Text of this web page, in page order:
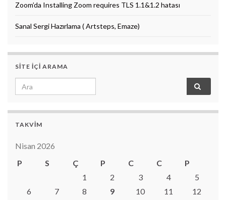
Zoom’da Installing Zoom requires TLS 1.1&1.2 hatası
Sanal Sergi Hazırlama ( Artsteps, Emaze)
SITE IÇI ARAMA
Search for:
TAKVIM
Nisan 2026
P
S Ç P C C
P
1
2 3 4
5
6
7 8 9 10 11
12